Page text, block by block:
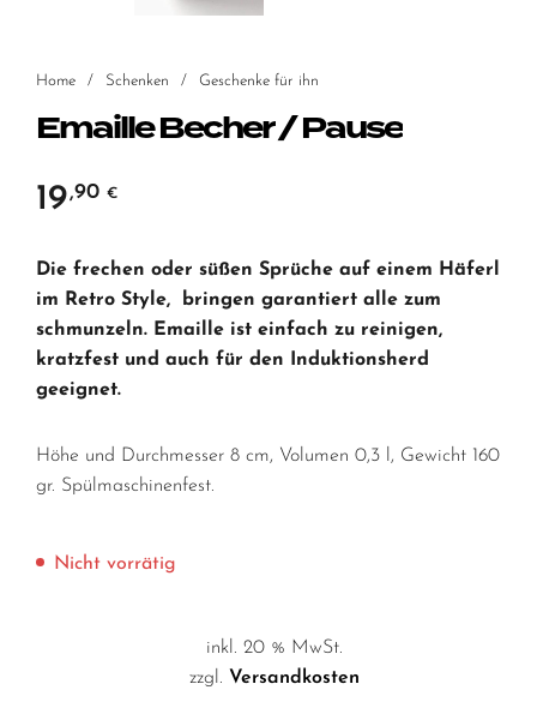
Home / Schenken / Geschenke für ihn
Emaille Becher / Pause
19,90 €
Die frechen oder süßen Sprüche auf einem Häferl
im Retro Style, bringen garantiert alle zum
schmunzeln. Emaille ist einfach zu reinigen,
kratzfest und auch für den Induktionsherd
geeignet.
Höhe und Durchmesser 8 cm, Volumen 0,3 l, Gewicht 160
gr. Spülmaschinenfest.
Nicht vorrätig
inkl. 20 % MwSt.
zzgl. Versandkosten